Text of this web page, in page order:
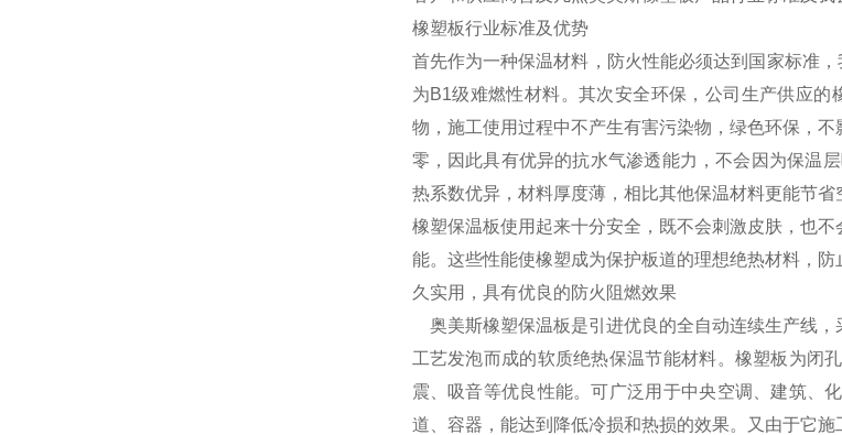
橡塑板行业标准及优势
首先作为一种保温材料，防火性能必须达到国家标准
为B1级难燃性材料。其次安全环保，公司生产供应
物，施工使用过程中不产生有害污染物，绿色环保，
零，因此具有优异的抗水气渗透能力，不会因为保温
热系数优异，材料厚度薄，相比其他保温材料更能节省
橡塑保温板使用起来十分安全，既不会刺激皮肤，也
能。这些性能使橡塑成为保护板道的理想绝热材料，
久实用，具有优良的防火阻燃效果
奥美斯橡塑保温板是引进优良的全自动连续生产线
工艺发泡而成的软质绝热保温节能材料。橡塑板为闭
震、吸音等优良性能。可广泛用于中央空调、建筑、
道、容器，能达到降低冷损和热损的效果。又由于它